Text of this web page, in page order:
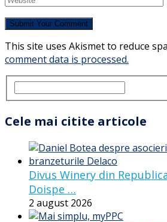
This site uses Akismet to reduce
comment data is processed.
Cele mai citite articole
Divus Winery din
Doispe …
2 august 2026